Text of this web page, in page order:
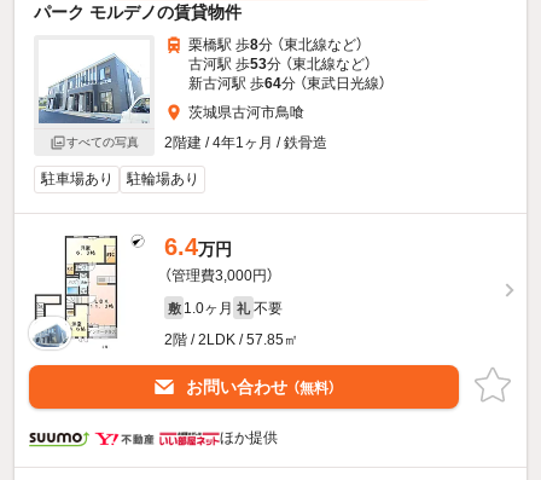
パーク モルデノの賃貸物件
すべての写真
栗橋駅 歩8分 （東北線など）
古河駅 歩53分 （東北線など）
新古河駅 歩64分 （東武日光線）
茨城県古河市鳥喰
2階建 / 4年1ヶ月 / 鉄骨造
駐車場あり 駐輪場あり
6.4万円
（管理費3,000円）
敷 1.0ヶ月 礼 不要
2階 / 2LDK / 57.85㎡
お問い合わせ （無料）
ほか提供